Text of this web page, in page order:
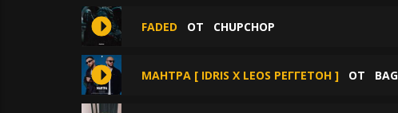
FADED ОТ CHUPCHOP
МАНТРА [ IDRIS X LEOS РЕГГЕТОН ] ОТ